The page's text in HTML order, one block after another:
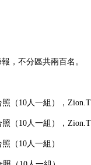
，不分區共兩百名。
（10人一組），Zion.T
（10人一組），Zion.T
（10人一組）